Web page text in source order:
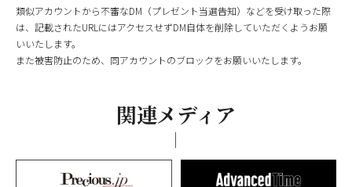
類似アカウントから不審なDM（プレゼント当選告知）などを受け取った際
は、記載されたURLにはアクセスせずDM自体を削除していただくようお願
いいたします。
また被害防止のため、同アカウントのブロックをお願いいたします。
関連メディア